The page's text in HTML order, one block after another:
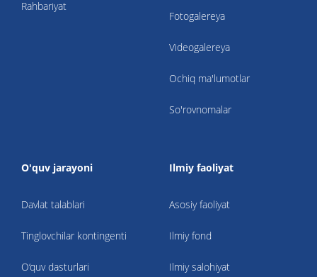
Rahbariyat
Fotogalereya
Videogalereya
Ochiq ma'lumotlar
So'rovnomalar
O'quv jarayoni
Davlat talablari
Tinglovchilar kontingenti
O‘quv dasturlari
Ilmiy faoliyat
Asosiy faoliyat
Ilmiy fond
Ilmiy salohiyat